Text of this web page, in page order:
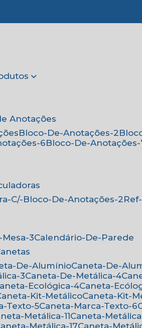
Anotações
Bloco-De-Anotações-2
6 Bloco-De-
C/-Bloco-De-Anotações-2
Mesa-3
Calendário-De-Parede
Canetas
De-Alumínio
Caneta-De-
3 Caneta-De-Metálica-4
Caneta-Ecológica-4 Caneta-
Caneta-Kit-Metálico Caneta-Kit-
Texto-5 Caneta-Marca-Texto-6
Metálica-11 Caneta-
Caneta-Metálica-17 Caneta-